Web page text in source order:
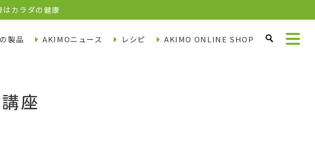
カラダの健康
製品 AKIMOニュース レシピ AKIMO ONLINE SHOP
座